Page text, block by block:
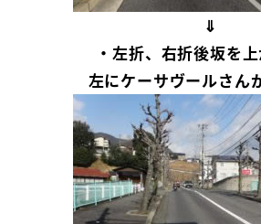
⇓
・左折、右折後坂を
左にケーサヴールさん